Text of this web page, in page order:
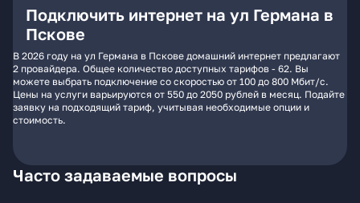
Подключить интернет на ул Германа в
Пскове
В 2026 году на ул Германа в Пскове домашний интернет предлагают
2 провайдера. Общее количество доступных тарифов - 62. Вы
можете выбрать подключение со скоростью от 100 до 800 Мбит/с.
Цены на услуги варьируются от 550 до 2050 рублей в месяц. Подайте
заявку на подходящий тариф, учитывая необходимые опции и
стоимость.
Часто задаваемые вопросы